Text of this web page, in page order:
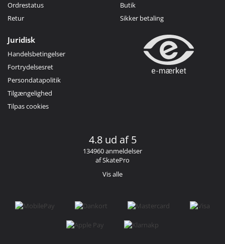
Ordrestatus
Retur
Butik
Sikker betaling
Juridisk
Handelsbetingelser
Fortrydelsesret
Persondatapolitik
Tilgængelighed
Tilpas cookies
4.8 ud af 5
134960 anmeldelser
af SkatePro
Vis alle